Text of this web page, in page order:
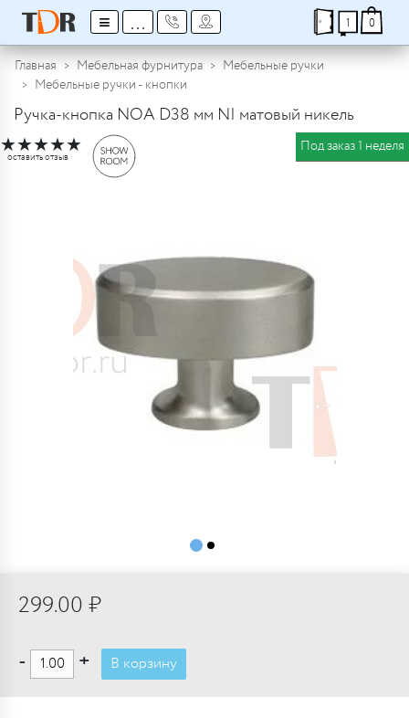
≡ ... 1 0
Главная Мебельная фурнитура
Мебельные ручки
Мебельные ручки - кнопки
Ручка-кнопка NOA D38 мм NI матовый никель
★★★★★
оставить отзыв
Под заказ 1 неделя
299.00 ₽
- + В корзину